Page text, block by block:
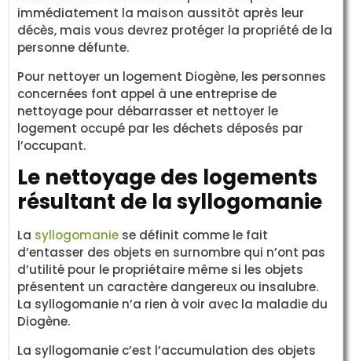
immédiatement la maison aussitôt après leur
décès, mais vous devrez protéger la propriété de la
personne défunte.
Pour nettoyer un logement Diogène, les personnes
concernées font appel à une entreprise de
nettoyage pour débarrasser et nettoyer le
logement occupé par les déchets déposés par
l’occupant.
Le nettoyage des logements
résultant de la syllogomanie
La syllogomanie se définit comme le fait
d’entasser des objets en surnombre qui n’ont pas
d’utilité pour le propriétaire même si les objets
présentent un caractère dangereux ou insalubre.
La syllogomanie n’a rien à voir avec la maladie du
Diogène.
La syllogomanie c’est l’accumulation des objets